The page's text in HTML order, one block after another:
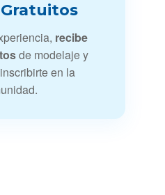
recibe
de modelaje y
en la